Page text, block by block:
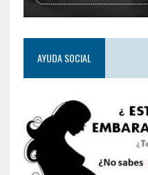
AYUDA SOCIAL